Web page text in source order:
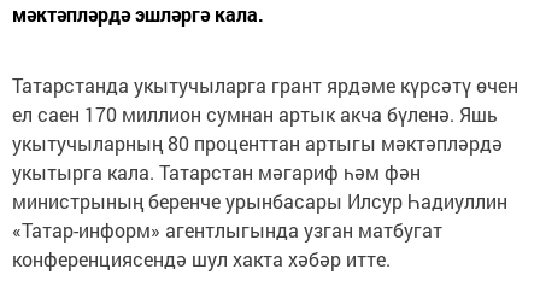
мәктәпләрдә эшләргә кала.
Татарстанда укытучыларга грант ярдәме күрсәтү өчен
ел саен 170 миллион сумнан артык акча бүленә. Яшь
укытучыларның 80 проценттан артыгы мәктәпләрдә
укытырга кала. Татарстан мәгариф һәм фән
министрының беренче урынбасары Илсур Һадиуллин
«Татар-информ» агентлыгында узган матбугат
конференциясендә шул хакта хәбәр итте.